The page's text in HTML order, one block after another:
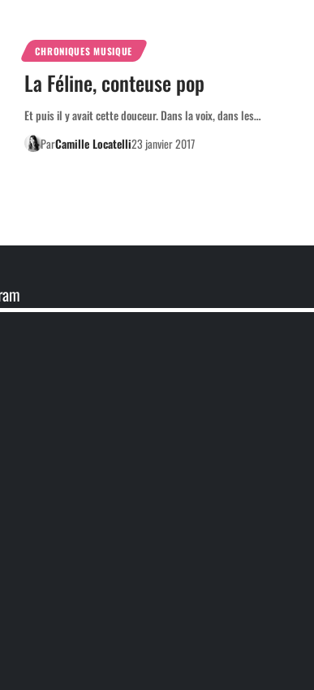
CHRONIQUES MUSIQUE
La Féline, conteuse pop
Et puis il y avait cette douceur. Dans la voix, dans les…
ParCamille Locatelli23 janvier 2017